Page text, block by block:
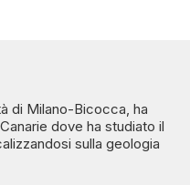
di Milano-Bicocca, ha
dove ha studiato il
sulla geologia